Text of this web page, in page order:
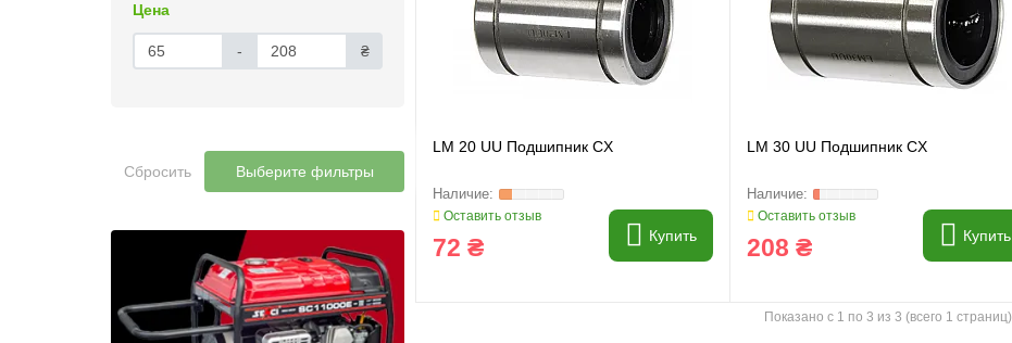
Цена
- ₴
Сбросить Выберите фильтры
LM 20 UU Подшипник CX
Оставить отзыв
72 ₴ Купить
LM 30 UU Подшипник CX
Оставить отзыв
208 ₴ Купить
Показано с 1 по 3 из 3 (всего 1 страниц)